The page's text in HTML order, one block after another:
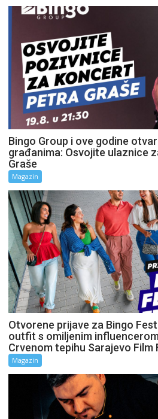
Bingo Group i ove godine
građanima: Osvojite ulaznice
Graše
Magazin
Otvorene prijave za Bingo
outfit s omiljenim
Crvenom tepihu Sarajevo Film
Magazin